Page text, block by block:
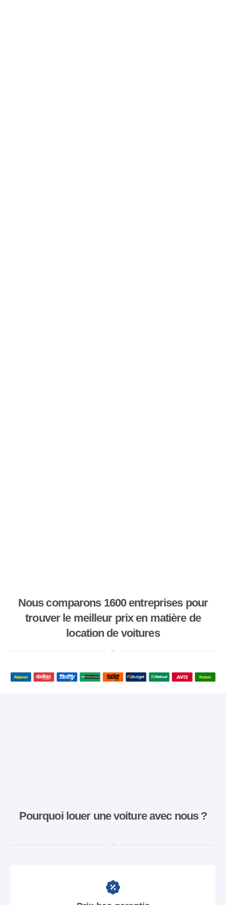
Nous comparons 1600 entreprises pour
trouver le meilleur prix en matière de
location de voitures
Pourquoi louer une voiture avec nous ?